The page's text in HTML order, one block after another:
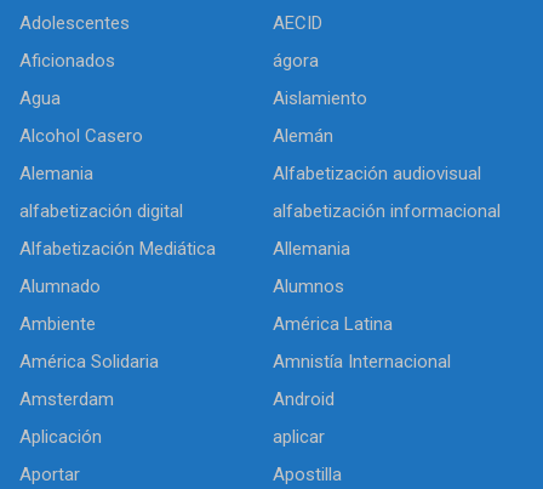
Adolescentes
AECID
Aficionados
ágora
Agua
Aislamiento
Alcohol Casero
Alemán
Alemania
Alfabetización audiovisual
alfabetización digital
alfabetización informacional
Alfabetización Mediática
Allemania
Alumnado
Alumnos
Ambiente
América Latina
América Solidaria
Amnistía Internacional
Amsterdam
Android
Aplicación
aplicar
Aportar
Apostilla